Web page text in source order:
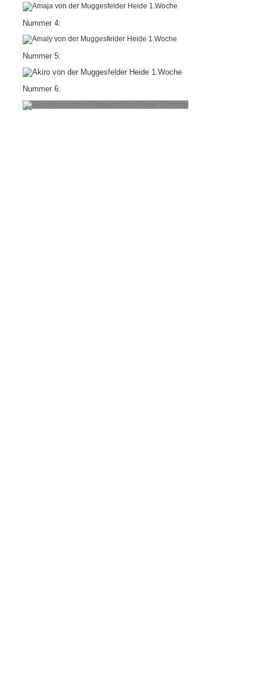
Nummer 4:
Nummer 5:
Nummer 6: